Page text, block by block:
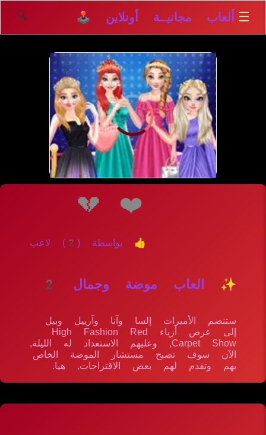
☰ ألعاب مجانيــة أونلاين 🕹️ 🔍
إلعــــب
❤️
💔
👍 بواسطة (2) لاعب
✨ العاب موضة وجمال 2
ستنضم الأميرات إلسا وآنا وآرييل وبيل
إلى عرض أزياء High Fashion Red
Carpet Show, وعليهم الاستعداد له الليلة,
الآن سوف تصبح مستشار الموضة الخاص
بهم وتقدم لهم بعض الاقتراحات, هيا.